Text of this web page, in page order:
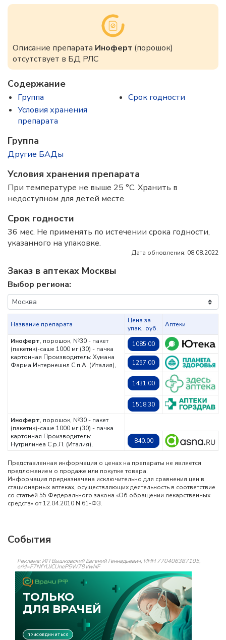
Описание препарата Иноферт (порошок)
отсутствует в БД РЛС
Содержание
Группа
Условия хранения
препарата
Срок годности
Группа
Другие БАДы
Условия хранения препарата
При температуре не выше 25 °C. Хранить в
недоступном для детей месте.
Срок годности
36 мес. Не применять по истечении срока годности,
указанного на упаковке.
Дата обновления: 08.08.2022
Заказ в аптеках Москвы
Выбор региона:
Название препарата
Цена за
упак., руб.
Аптеки
Иноферт, порошок, №30 - пакет
(пакетик)-саше 1000 мг (30) - пачка
картонная Производитель: Хумана
Фарма Интернешнл С.п.А. (Италия),
1085.00
1257.00
1431.00
1518.30
Иноферт, порошок, №30 - пакет
(пакетик)-саше 1000 мг (30) - пачка
картонная Производитель:
Нутрилинеа С.р.Л. (Италия),
840.00
Представленная информация о ценах на препараты не является
предложением о продаже или покупке товара.
Информация предназначена исключительно для сравнения цен в
стационарных аптеках, осуществляющих деятельность в соответствие
со статьей 55 Федерального закона «Об обращении лекарственных
средств» от 12.04.2010 N 61-ФЗ.
События
Реклама: ИП Вышковский Евгений Геннадьевич, ИНН 770406387105,
erid=F7NfYUJCUneP5W78VwNF